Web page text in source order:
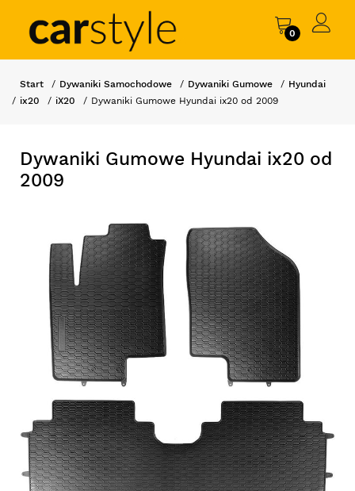
0
Start Dywaniki Samochodowe Dywaniki Gumowe
Hyundai
ix20
iX20 Dywaniki Gumowe Hyundai ix20 od 2009
Dywaniki Gumowe Hyundai ix20 od
2009